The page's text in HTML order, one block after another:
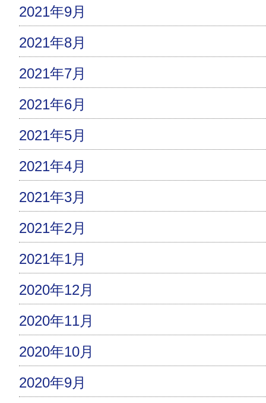
2021年9月
2021年8月
2021年7月
2021年6月
2021年5月
2021年4月
2021年3月
2021年2月
2021年1月
2020年12月
2020年11月
2020年10月
2020年9月